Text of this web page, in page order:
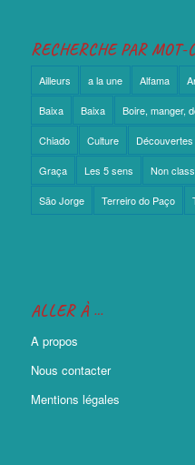
RECHERCHE PAR MOT-
Ailleurs a la une Alfama
Baixa Baixa Boire, manger,
Chiado Culture Découvertes
Graça Les 5 sens Non
São Jorge Terreiro do Paço
ALLER À …
A propos
Nous contacter
Mentions légales